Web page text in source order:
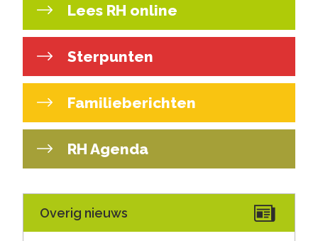
Lees RH online
Sterpunten
Familieberichten
RH Agenda
Overig nieuws